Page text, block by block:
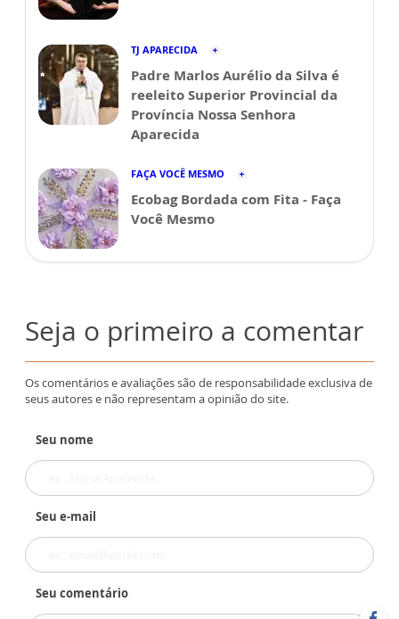
TJ APARECIDA
Padre Marlos Aurélio da Silva é
reeleito Superior Provincial da
Província Nossa Senhora
Aparecida
FAÇA VOCÊ MESMO
Ecobag Bordada com Fita - Faça
Você Mesmo
Seja o primeiro a comentar
Os comentários e avaliações são de responsabilidade exclusiva de
seus autores e não representam a opinião do site.
Seu nome
Seu e-mail
Seu comentário